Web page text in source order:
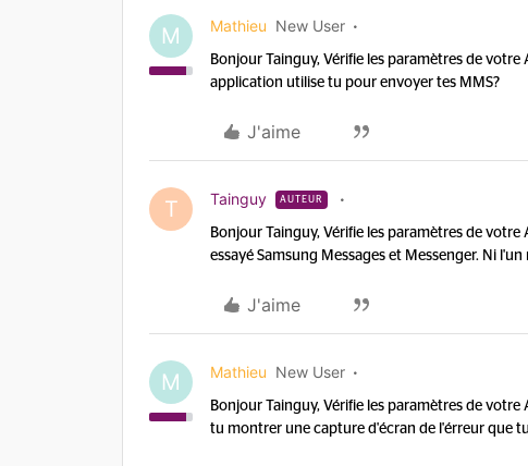
M Mathieu New User
Bonjour Tainguy, Vérifie les paramètres de
application utilise tu pour envoyer tes MMS?
J'aime
T Tainguy AUTEUR
Bonjour Tainguy, Vérifie les paramètres de
essayé Samsung Messages et Messenger. Ni
J'aime
M Mathieu New User
Bonjour Tainguy, Vérifie les paramètres de
tu montrer une capture d'écran de l'érreur que